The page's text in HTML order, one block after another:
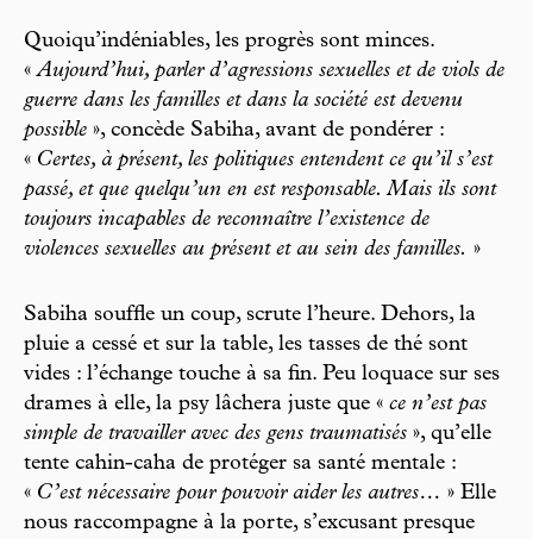
Quoiqu’indéniables, les progrès sont minces.
«Aujourd’hui, parler d’agressions sexuelles et de viols de
guerre dans les familles et dans la société est devenu
possible », concède Sabiha, avant de pondérer :
« Certes, à présent, les politiques entendent ce qu’il s’est
passé, et que quelqu’un en est responsable. Mais ils sont
toujours incapables de reconnaître l’existence de
violences sexuelles au présent et au sein des familles. »
Sabiha souffle un coup, scrute l’heure. Dehors, la
pluie a cessé et sur la table, les tasses de thé sont
vides : l’échange touche à sa fin. Peu loquace sur ses
drames à elle, la psy lâchera juste que « ce n’est pas
simple de travailler avec des gens traumatisés », qu’elle
tente cahin-caha de protéger sa santé mentale :
« C’est nécessaire pour pouvoir aider les autres… » Elle
nous raccompagne à la porte, s’excusant presque